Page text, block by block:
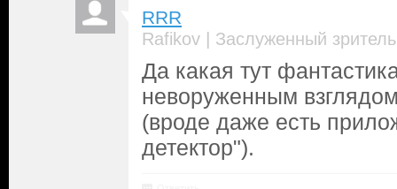
RRR
Rafikov | Заслуженный зритель
Да какая тут
неворуженным
(вроде даже есть
детектор").